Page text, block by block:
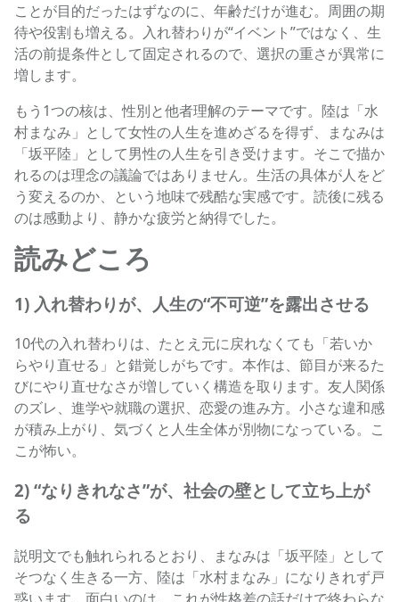
ことが目的だったはずなのに、年齢だけが進む。周囲の期
待や役割も増える。入れ替わりが“イベント”ではなく、生
活の前提条件として固定されるので、選択の重さが異常に
増します。
もう1つの核は、性別と他者理解のテーマです。陸は「水
村まなみ」として女性の人生を進めざるを得ず、まなみは
「坂平陸」として男性の人生を引き受けます。そこで描か
れるのは理念の議論ではありません。生活の具体が人をど
う変えるのか、という地味で残酷な実感です。読後に残る
のは感動より、静かな疲労と納得でした。
読みどころ
1) 入れ替わりが、人生の“不可逆”を露出させる
10代の入れ替わりは、たとえ元に戻れなくても「若いか
らやり直せる」と錯覚しがちです。本作は、節目が来るた
びにやり直せなさが増していく構造を取ります。友人関係
のズレ、進学や就職の選択、恋愛の進み方。小さな違和感
が積み上がり、気づくと人生全体が別物になっている。こ
こが怖い。
2) “なりきれなさ”が、社会の壁として立ち上が
る
説明文でも触れられるとおり、まなみは「坂平陸」として
そつなく生きる一方、陸は「水村まなみ」になりきれず戸